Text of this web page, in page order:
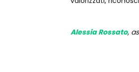
Alessia Rossato,